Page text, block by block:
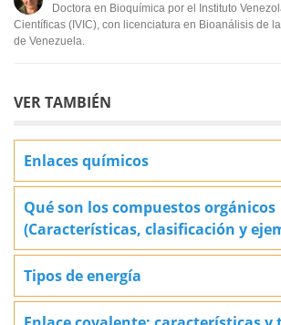
Otro
Doctora en Bioquímica por el Instituto
Científicas (IVIC), con licenciatura en Bioanálisis de
de Venezuela.
VER TAMBIÉN
Enlaces químicos
Qué son los compuestos orgánicos
(Características, clasificación y
Tipos de energía